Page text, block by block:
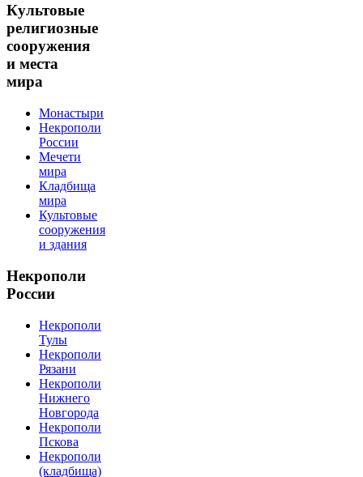
Культовые
религиозные
сооружения
и места
мира
Монастыри
Некрополи
России
Мечети
мира
Кладбища
мира
Культовые
сооружения
и здания
Некрополи
России
Некрополи
Тулы
Некрополи
Рязани
Некрополи
Нижнего
Новгорода
Некрополи
Пскова
Некрополи
(кладбища)